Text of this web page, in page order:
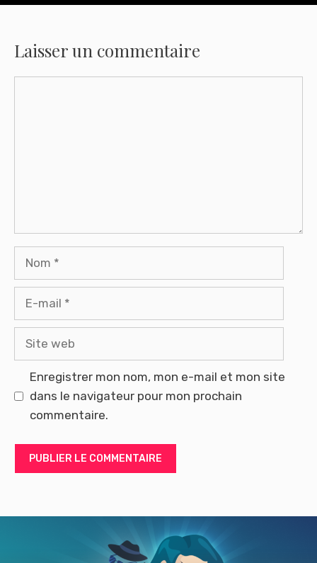
Laisser un commentaire
Nom
Site
Enregistrer mon nom, mon e-mail et mon site
dans le navigateur pour mon prochain
commentaire.